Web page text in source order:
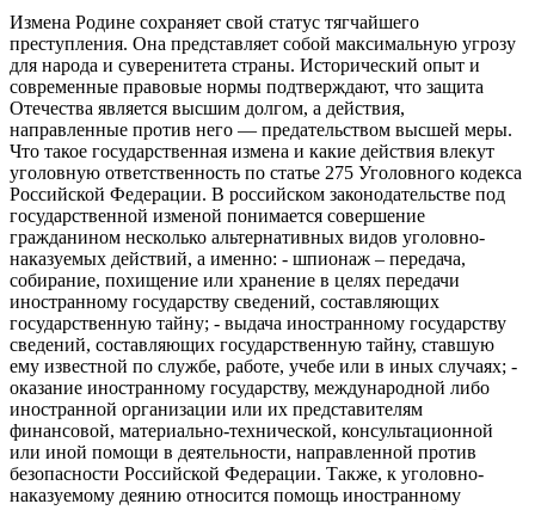
Измена Родине сохраняет свой статус тягчайшего
преступления. Она представляет собой максимальную угрозу
для народа и суверенитета страны. Исторический опыт и
современные правовые нормы подтверждают, что защита
Отечества является высшим долгом, а действия,
направленные против него — предательством высшей меры.
Что такое государственная измена и какие действия влекут
уголовную ответственность по статье 275 Уголовного кодекса
Российской Федерации. В российском законодательстве под
государственной изменой понимается совершение
гражданином несколько альтернативных видов уголовно-
наказуемых действий, а именно: - шпионаж – передача,
собирание, похищение или хранение в целях передачи
иностранному государству сведений, составляющих
государственную тайну; - выдача иностранному государству
сведений, составляющих государственную тайну, ставшую
ему известной по службе, работе, учебе или в иных случаях; -
оказание иностранному государству, международной либо
иностранной организации или их представителям
финансовой, материально-технической, консультационной
или иной помощи в деятельности, направленной против
безопасности Российской Федерации. Также, к уголовно-
наказуемому деянию относится помощь иностранному